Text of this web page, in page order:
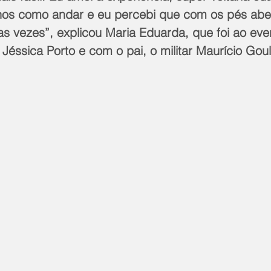
como andar e eu percebi que com os pés
vezes”, explicou Maria Eduarda, que foi ao
Porto e com o pai, o militar Maurício